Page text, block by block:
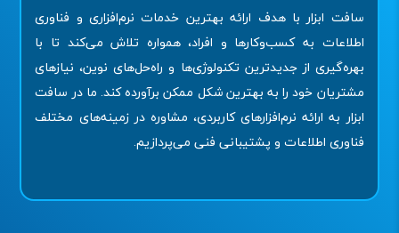
سافت ابزار با هدف ارائه بهترین خدمات نرم‌افزاری و فناوری
اطلاعات به کسب‌وکارها و افراد، همواره تلاش می‌کند تا با
بهره‌گیری از جدیدترین تکنولوژی‌ها و راه‌حل‌های نوین، نیازهای
مشتریان خود را به بهترین شکل ممکن برآورده کند. ما در سافت
ابزار به ارائه نرم‌افزارهای کاربردی، مشاوره در زمینه‌های مختلف
فناوری اطلاعات و پشتیبانی فنی می‌پردازیم.